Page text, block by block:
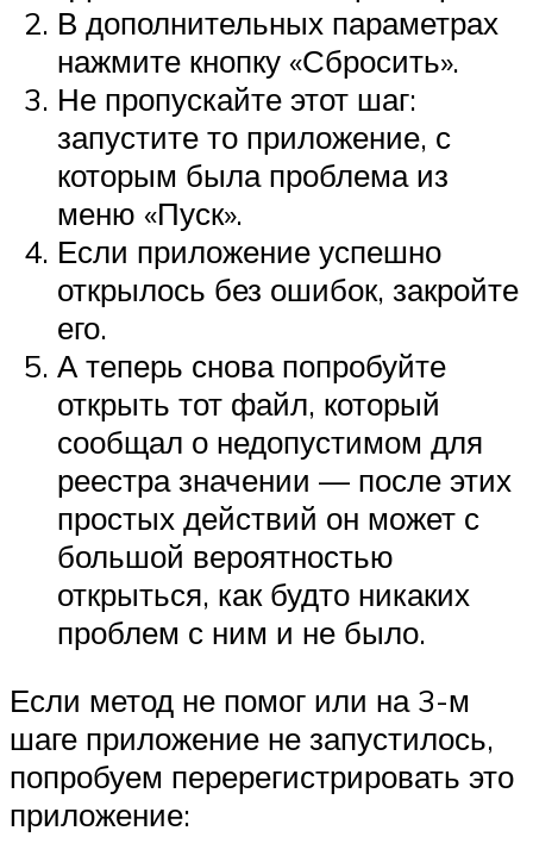
В дополнительных параметрах
нажмите кнопку «Сбросить».
Не пропускайте этот шаг:
запустите то приложение, с
которым была проблема из
меню «Пуск».
Если приложение успешно
открылось без ошибок, закройте
его.
А теперь снова попробуйте
открыть тот файл, который
сообщал о недопустимом для
реестра значении — после этих
простых действий он может с
большой вероятностью
открыться, как будто никаких
проблем с ним и не было.
Если метод не помог или на 3-м
шаге приложение не запустилось,
попробуем перерегистрировать это
приложение: